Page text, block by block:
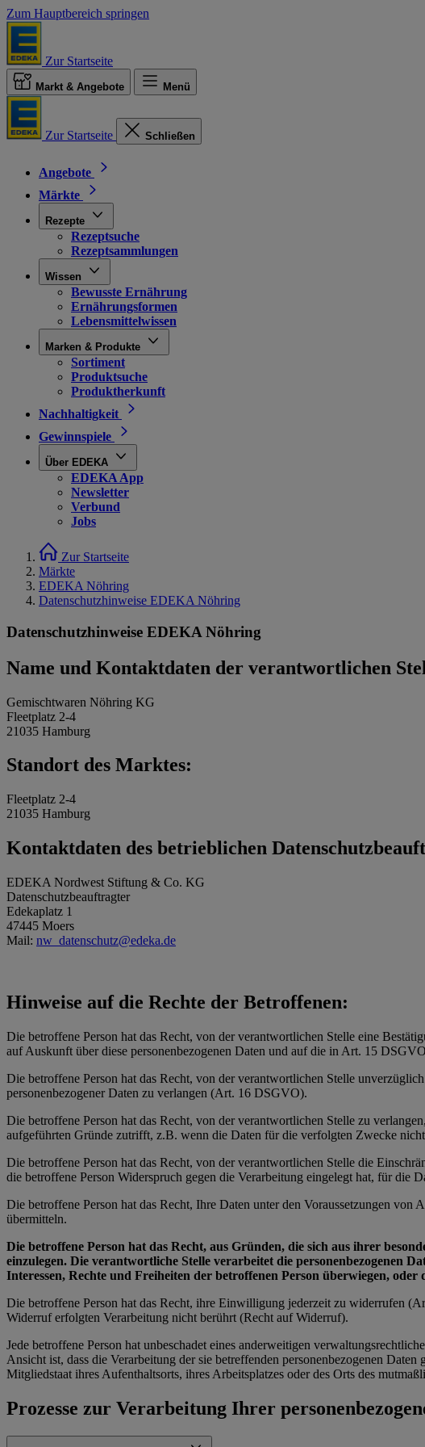
Zum Hauptbereich springen
Zur Startseite
Markt & Angebote Menü
Zur Startseite Schließen
Angebote
Märkte
Rezepte
Rezeptsuche
Rezeptsammlungen
Wissen
Bewusste Ernährung
Ernährungsformen
Lebensmittelwissen
Marken & Produkte
Sortiment
Produktsuche
Produktherkunft
Nachhaltigkeit
Gewinnspiele
Über EDEKA
EDEKA App
Newsletter
Verbund
Jobs
Zur Startseite
Märkte
EDEKA Nöhring
Datenschutzhinweise EDEKA Nöhring
Datenschutzhinweise EDEKA Nöhring
Name und Kontaktdaten der verantwortlichen
Gemischtwaren Nöhring KG
Fleetplatz 2-4
21035 Hamburg
Standort des Marktes:
Fleetplatz 2-4
21035 Hamburg
Kontaktdaten des betrieblichen
EDEKA Nordwest Stiftung & Co. KG
Datenschutzbeauftragter
Edekaplatz 1
47445 Moers
Mail: nw_datenschutz@edeka.de
Hinweise auf die Rechte der Betroffenen:
Die betroffene Person hat das Recht, von der verantwortlichen Stelle eine
auf Auskunft über diese personenbezogenen Daten und auf die in Art. 15
Die betroffene Person hat das Recht, von der verantwortlichen Stelle
personenbezogener Daten zu verlangen (Art. 16 DSGVO).
Die betroffene Person hat das Recht, von der verantwortlichen Stelle zu
aufgeführten Gründe zutrifft, z.B. wenn die Daten für die verfolgten Zwecke
Die betroffene Person hat das Recht, von der verantwortlichen Stelle die
die betroffene Person Widerspruch gegen die Verarbeitung eingelegt hat, für die
Die betroffene Person hat das Recht, Ihre Daten unter den Voraussetzungen
übermitteln.
Die betroffene Person hat das Recht, aus Gründen, die sich aus ihrer
einzulegen. Die verantwortliche Stelle verarbeitet die personenbezogenen
Interessen, Rechte und Freiheiten der betroffenen Person überwiegen,
Die betroffene Person hat das Recht, ihre Einwilligung jederzeit zu widerrufen
Widerruf erfolgten Verarbeitung nicht berührt (Recht auf Widerruf).
Jede betroffene Person hat unbeschadet eines anderweitigen
Ansicht ist, dass die Verarbeitung der sie betreffenden personenbezogenen
Mitgliedstaat ihres Aufenthaltsorts, ihres Arbeitsplatzes oder des Orts des
Prozesse zur Verarbeitung Ihrer